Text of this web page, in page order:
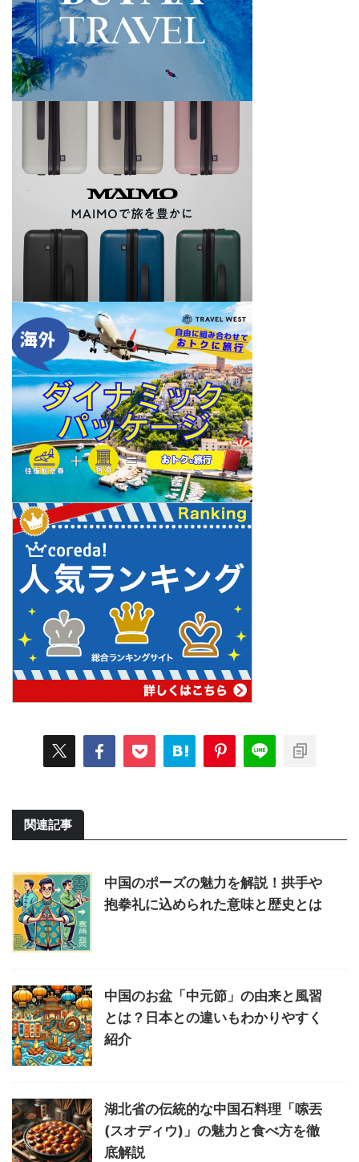
関連記事
中国のポーズの魅力を解説！拱手や
抱拳礼に込められた意味と歴史とは
中国のお盆「中元節」の由来と風習
とは？日本との違いもわかりやすく
紹介
湖北省の伝統的な中国石料理「嗦丟
(スオディウ)」の魅力と食べ方を徹
底解説